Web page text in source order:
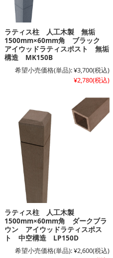
ラティス柱 人工木製 無垢
1500mm×60mm角 ブラック
アイウッドラティスポスト 無垢
構造 MK150B
希望小売価格(単品):¥3,700(税込)
¥2,780(税込)
ラティス柱 人工木製
1500mm×60mm角 ダークブラ
ウン アイウッドラティスポス
ト 中空構造 LP150D
希望小売価格(単品):¥2,600(税込)